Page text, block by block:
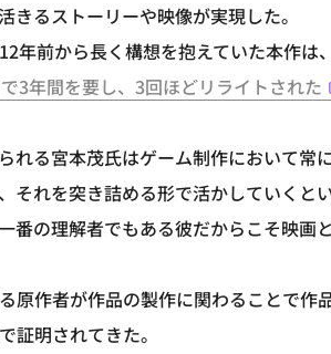
きるストーリーや映像が実現した。
年前から長く構想を抱えていた本作は
3年間を要し、3回ほどリライトされた
れる宮本茂氏はゲーム制作において常
それを突き詰める形で活かしていくと
番の理解者でもある彼だからこそ映画
原作者が作品の製作に関わることで作
証明されてきた。